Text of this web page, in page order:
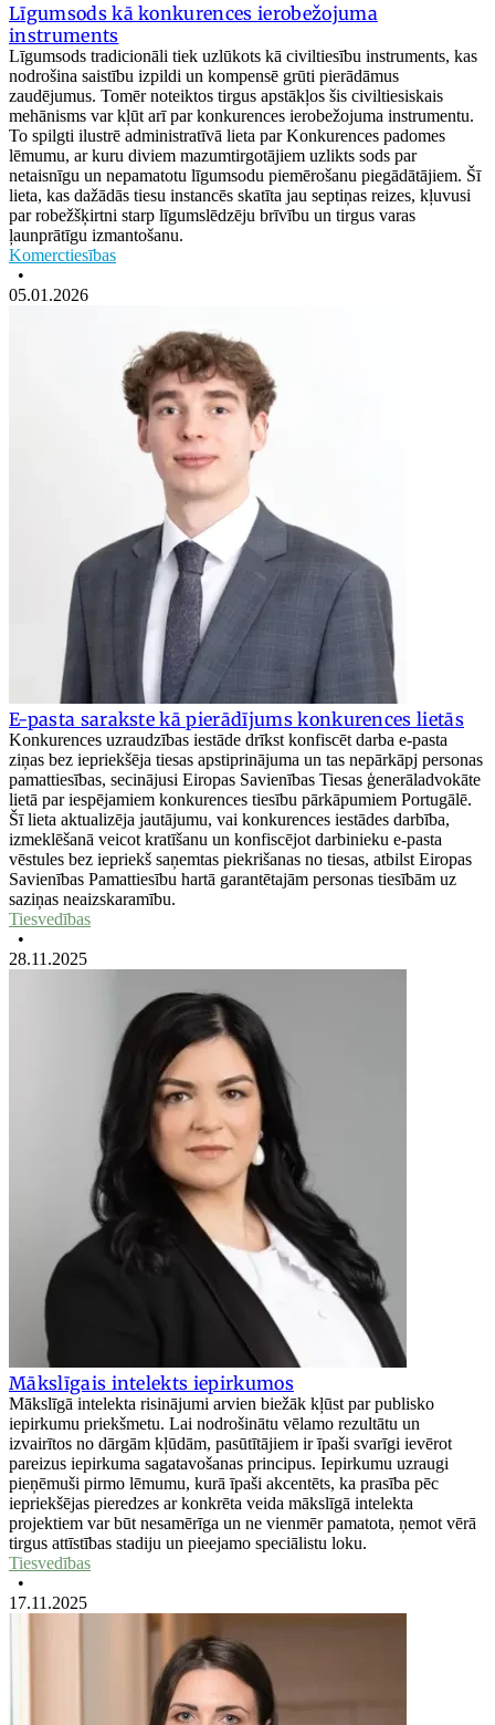
Līgumsods kā konkurences ierobežojuma
instruments
Līgumsods tradicionāli tiek uzlūkots kā civiltiesību instruments, kas
nodrošina saistību izpildi un kompensē grūti pierādāmus
zaudējumus. Tomēr noteiktos tirgus apstākļos šis civiltiesiskais
mehānisms var kļūt arī par konkurences ierobežojuma instrumentu.
To spilgti ilustrē administratīvā lieta par Konkurences padomes
lēmumu, ar kuru diviem mazumtirgotājiem uzlikts sods par
netaisnīgu un nepamatotu līgumsodu piemērošanu piegādātājiem. Šī
lieta, kas dažādās tiesu instancēs skatīta jau septiņas reizes, kļuvusi
par robežšķirtni starp līgumslēdzēju brīvību un tirgus varas
ļaunprātīgu izmantošanu.
Komerctiesības
•
05.01.2026
E-pasta sarakste kā pierādījums konkurences lietās
Konkurences uzraudzības iestāde drīkst konfiscēt darba e-pasta
ziņas bez iepriekšēja tiesas apstiprinājuma un tas nepārkāpj personas
pamattiesības, secinājusi Eiropas Savienības Tiesas ģenerāladvokāte
lietā par iespējamiem konkurences tiesību pārkāpumiem Portugālē.
Šī lieta aktualizēja jautājumu, vai konkurences iestādes darbība,
izmeklēšanā veicot kratīšanu un konfiscējot darbinieku e-pasta
vēstules bez iepriekš saņemtas piekrišanas no tiesas, atbilst Eiropas
Savienības Pamattiesību hartā garantētajām personas tiesībām uz
saziņas neaizskaramību.
Tiesvedības
•
28.11.2025
Mākslīgais intelekts iepirkumos
Mākslīgā intelekta risinājumi arvien biežāk kļūst par publisko
iepirkumu priekšmetu. Lai nodrošinātu vēlamo rezultātu un
izvairītos no dārgām kļūdām, pasūtītājiem ir īpaši svarīgi ievērot
pareizus iepirkuma sagatavošanas principus. Iepirkumu uzraugi
pieņēmuši pirmo lēmumu, kurā īpaši akcentēts, ka prasība pēc
iepriekšējas pieredzes ar konkrēta veida mākslīgā intelekta
projektiem var būt nesamērīga un ne vienmēr pamatota, ņemot vērā
tirgus attīstības stadiju un pieejamo speciālistu loku.
Tiesvedības
•
17.11.2025